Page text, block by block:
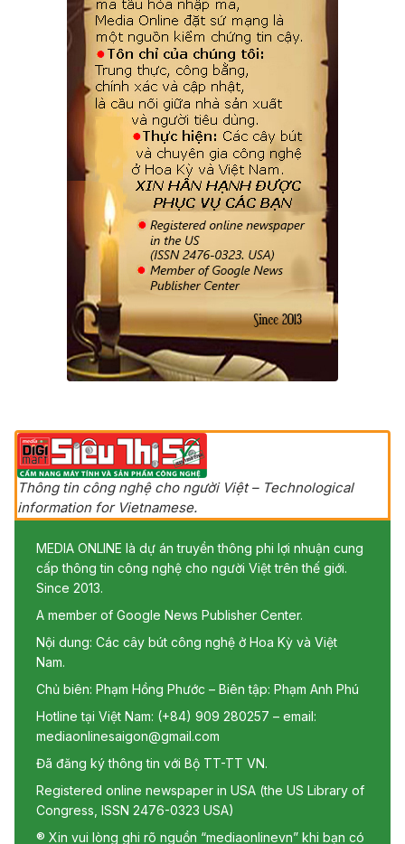
Thông tin công nghệ cho người Việt – Technological
information for Vietnamese.
MEDIA ONLINE là dự án truyền thông phi lợi nhuận cung
cấp thông tin công nghệ cho người Việt trên thế giới.
Since 2013.
A member of Google News Publisher Center.
Nội dung: Các cây bút công nghệ ở Hoa Kỳ và Việt
Nam.
Chủ biên: Phạm Hồng Phước – Biên tập: Phạm Anh Phú
Hotline tại Việt Nam: (+84) 909 280257 – email:
mediaonlinesaigon@gmail.com
Đã đăng ký thông tin với Bộ TT-TT VN.
Registered online newspaper in USA (the US Library of
Congress, ISSN 2476-0323 USA)
® Xin vui lòng ghi rõ nguồn “mediaonlinevn” khi bạn có